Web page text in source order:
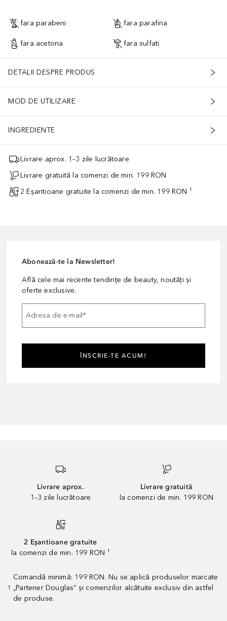
fara parabeni fara parafina
fara acetona fara sulfati
DETALII DESPRE PRODUS
MOD DE UTILIZARE
INGREDIENTE
Livrare aprox. 1–3 zile lucrătoare
Livrare gratuită la comenzi de min. 199 RON
2 Eșantioane gratuite la comenzi de min. 199 RON ¹
Abonează-te la Newsletter!
Află cele mai recente tendințe de beauty, noutăți și
oferte exclusive.
Adresa de e-mail*
ÎNSCRIE-TE ACUM!
Livrare aprox.
1–3 zile lucrătoare
Livrare gratuită
la comenzi de min. 199 RON
2 Eșantioane gratuite
la comenzi de min. 199 RON ¹
1
Comandă minimă: 199 RON. Nu se aplică produselor marcate
„Partener Douglas” și comenzilor alcătuite exclusiv din astfel
de produse.